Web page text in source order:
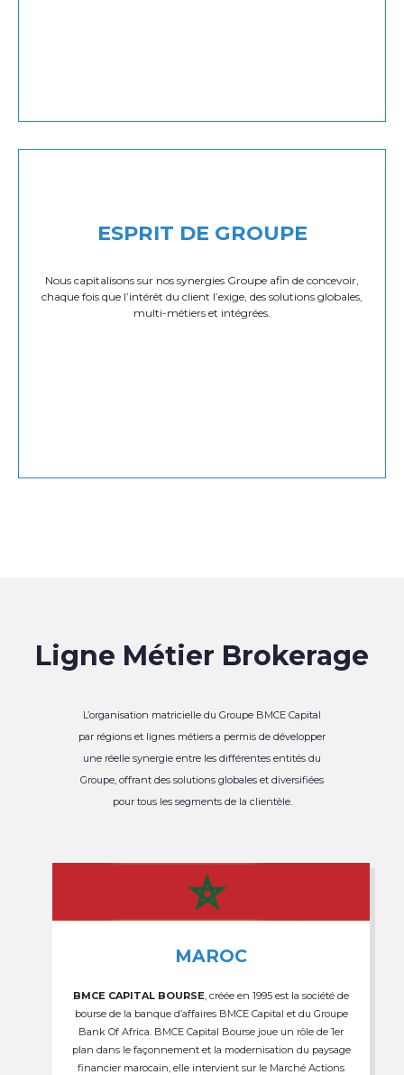
ESPRIT DE GROUPE
Nous capitalisons sur nos synergies Groupe afin de concevoir,
chaque fois que l’intérêt du client l’exige, des solutions globales,
multi-métiers et intégrées.
Ligne Métier Brokerage
L’organisation matricielle du Groupe BMCE Capital
par régions et lignes métiers a permis de développer
une réelle synergie entre les différentes entités du
Groupe, offrant des solutions globales et diversifiées
pour tous les segments de la clientèle.
MAROC
BMCE CAPITAL BOURSE , créée en 1995 est la société de
bourse de la banque d’affaires BMCE Capital et du Groupe
Bank Of Africa. BMCE Capital Bourse joue un rôle de 1er
plan dans le façonnement et la modernisation du paysage
financier marocain, elle intervient sur le Marché Actions